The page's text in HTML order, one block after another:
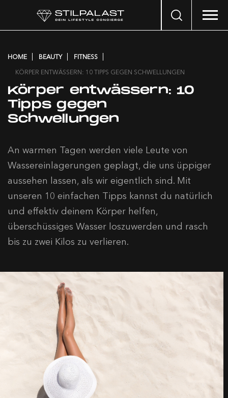
Search
HOME BEAUTY
FITNESS
KÖRPER ENTWÄSSERN: 10 TIPPS GEGEN SCHWELLUNGEN
Körper entwässern: 10
Tipps gegen
Schwellungen
An warmen Tagen werden viele Leute von
Wassereinlagerungen geplagt, die uns üppiger
aussehen lassen, als wir eigentlich sind. Mit
unseren 10 einfachen Tipps kannst du natürlich
und effektiv deinem Körper helfen,
überschüssiges Wasser loszuwerden und rasch
bis zu zwei Kilos zu verlieren.